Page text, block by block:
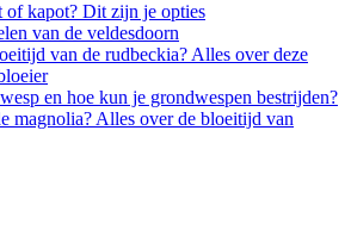
kapot? Dit zijn je opties
van de veldesdoorn
van de rudbeckia? Alles over deze
en hoe kun je grondwespen bestrijden?
magnolia? Alles over de bloeitijd van